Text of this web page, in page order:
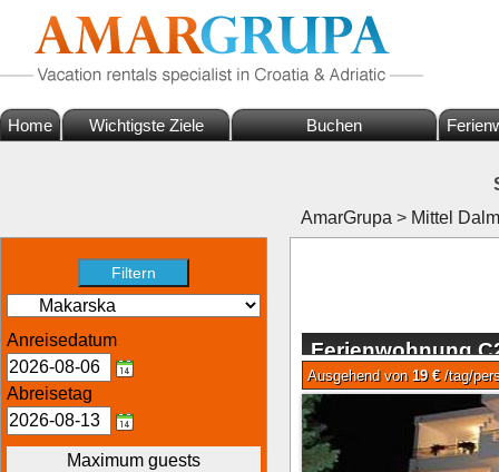
Home Wichtigste Ziele Buchen
AmarGrupa > Mittel
Anreisedatum
Abreisetag
Maximum guests
Ferienwohnung
Ausgehend von 19 €/tag/